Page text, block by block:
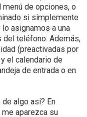
de opciones, o
si simplemente
asignamos a una
del teléfono. Además,
(preactivadas por
el calendario de
de entrada o en
algo así? En
aparezca su